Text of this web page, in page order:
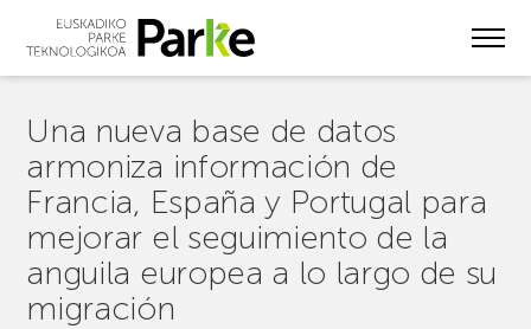
Una nueva base de datos
armoniza información de
Francia, España y Portugal para
mejorar el seguimiento de la
anguila europea a lo largo de su
migración